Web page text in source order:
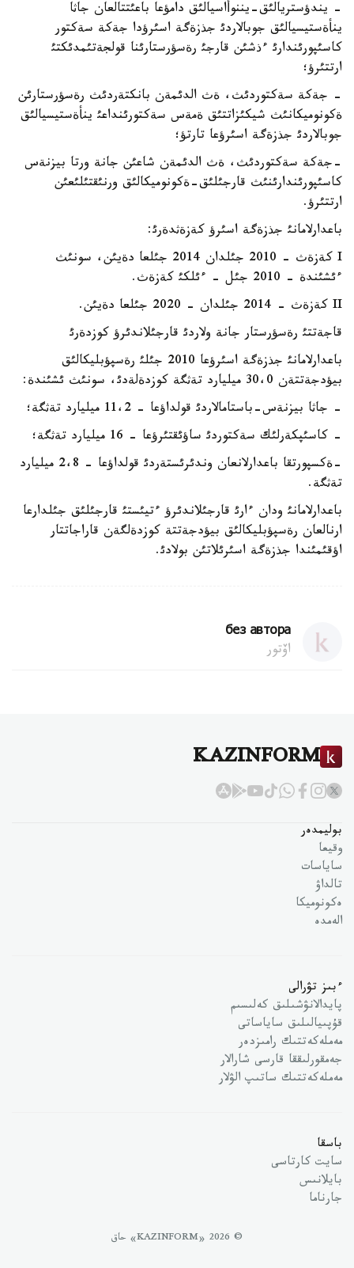
- يندؤستريالئق-يننوأاسيالئق دامؤعا باعئتتالعان جاثا
ينأةستيسيالئق جوبالاردئ جذزةگة اسئرؤدا جةكة سةكتور
كاسئپورئندارئ ءذشئن قارجئ رةسؤرستارئنا قولجةتئمدئكتئ
ارتتئرؤ؛
- جةكة سةكتوردئث، ةث الدئمةن بانكتةردئث رةسؤرستارئن
ةكونوميكانئث شيكئزاتتئق ةمةس سةكتورئنداعئ ينأةستيسيالئق
جوبالاردئ جذزةگة اسئرؤعا تارتؤ؛
-جةكة سةكتوردئث، ةث الدئمةن شاعئن جانة ورتا بيزنةس
كاسئپورئندارئنئث قارجئلئق-ةكونوميكالئق ورنئقتئلئعئن
ارتتئرؤ.
باعدارلامانئ جذزةگة اسئرؤ كةزةثدةرئ:
I كةزةث - 2010 جئلدان 2014 جئلعا دةيئن، سونئث
ءئشئندة - 2010 جئل - ءئلكئ كةزةث.
II كةزةث - 2014 جئلدان - 2020 جئلعا دةيئن.
قاجةتتئ رةسؤرستار جانة ولاردئ قارجئلاندئرؤ كوزدةرئ
باعدارلامانئ جذزةگة اسئرؤعا 2010 جئلئ رةسپؤبليكالئق
بيؤدجةتتةن 30،0 ميليارد تةثگة كوزدةلةدئ، سونئث ئشئندة:
- جاثا بيزنةس-باستامالاردئ قولداؤعا - 11،2 ميليارد تةثگة؛
- كاسئپكةرلئك سةكتوردئ ساؤئقتئرؤعا - 16 ميليارد تةثگة؛
-ةكسپورتقا باعدارلانعان وندئرئستةردئ قولداؤعا - 2،8 ميليارد
تةثگة.
باعدارلامانئ ودان ءارئ قارجئلاندئرؤ ءتيئستئ قارجئلئق جئلدارعا
ارنالعان رةسپؤبليكالئق بيؤدجةتتة كوزدةلگةن قاراجاتتار
اؤقئمئندا جذزةگة اسئرئلاتئن بولادئ.
без автора
اۆتور
KAZINFORM
بوليمدەر
وقيعا
ساياسات
تالداۋ
ەكونوميكا
الەمدە
ءبىز تۋرالى
پايدالانۋشىلىق كەلىسىم
قۇپىيالىلىق ساياساتى
مەملەكەتتىك رامىزدەر
جەمقورلىققا قارسى شارالار
مەملەكەتتىك ساتىپ الۋلار
باسقا
سايت كارتاسى
بايلانىس
جارناما
© 2026 «KAZINFORM» حاق